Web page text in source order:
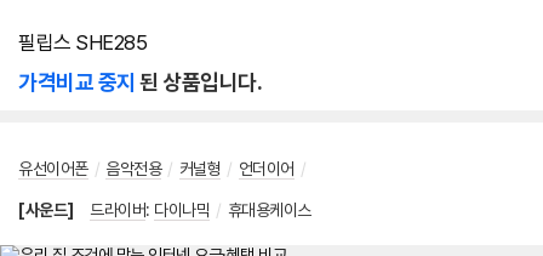
필립스 SHE285
가격비교 중지 된 상품입니다.
유선이어폰 / 음악전용 / 커널형 / 언더이어 /
[사운드] 드라이버: 다이나믹 / 휴대용케이스